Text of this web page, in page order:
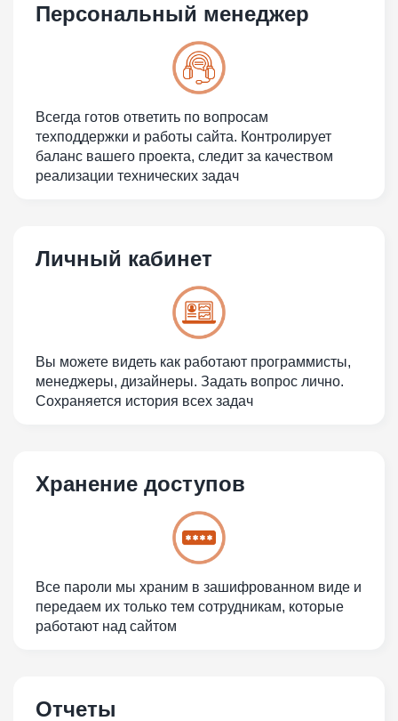
Персональный менеджер
Всегда готов ответить по вопросам
техподдержки и работы сайта. Контролирует
баланс вашего проекта, следит за качеством
реализации технических задач
Личный кабинет
Вы можете видеть как работают программисты,
менеджеры, дизайнеры. Задать вопрос лично.
Сохраняется история всех задач
Хранение доступов
Все пароли мы храним в зашифрованном виде и
передаем их только тем сотрудникам, которые
работают над сайтом
Отчеты